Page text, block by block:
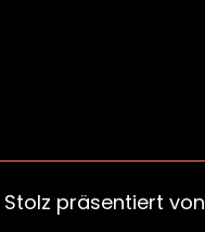
Stolz präsentiert von